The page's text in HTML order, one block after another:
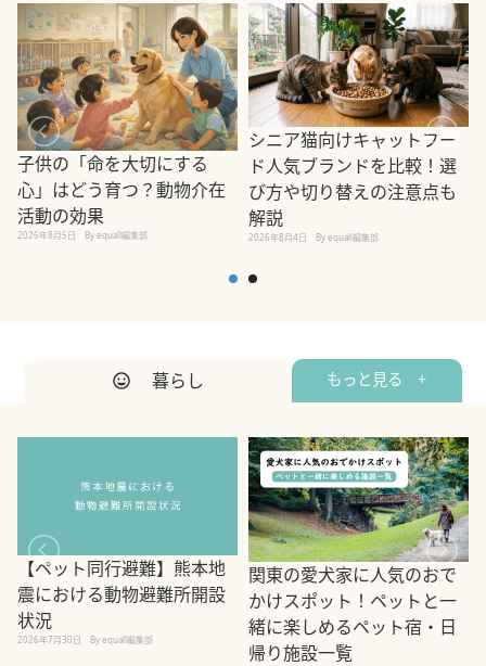
子供の「命を大切にする
心」はどう育つ？動物介在
活動の効果
2026年8月5日 By equall編集部
シニア猫向けキャットフー
ド人気ブランドを比較！選
び方や切り替えの注意点も
解説
2026年8月4日 By equall編集部
暮らし もっと見る +
【ペット同行避難】熊本地
震における動物避難所開設
状況
2026年7月30日 By equall編集部
関東の愛犬家に人気のおで
かけスポット！ペットと一
緒に楽しめるペット宿・日
帰り施設一覧